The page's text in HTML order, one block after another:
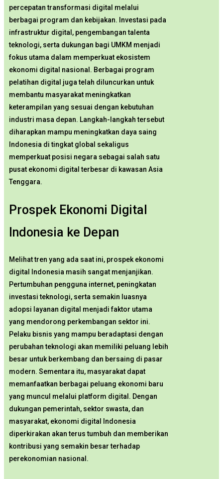
percepatan transformasi digital melalui
berbagai program dan kebijakan. Investasi pada
infrastruktur digital, pengembangan talenta
teknologi, serta dukungan bagi UMKM menjadi
fokus utama dalam memperkuat ekosistem
ekonomi digital nasional. Berbagai program
pelatihan digital juga telah diluncurkan untuk
membantu masyarakat meningkatkan
keterampilan yang sesuai dengan kebutuhan
industri masa depan. Langkah-langkah tersebut
diharapkan mampu meningkatkan daya saing
Indonesia di tingkat global sekaligus
memperkuat posisi negara sebagai salah satu
pusat ekonomi digital terbesar di kawasan Asia
Tenggara.
Prospek Ekonomi Digital
Indonesia ke Depan
Melihat tren yang ada saat ini, prospek ekonomi
digital Indonesia masih sangat menjanjikan.
Pertumbuhan pengguna internet, peningkatan
investasi teknologi, serta semakin luasnya
adopsi layanan digital menjadi faktor utama
yang mendorong perkembangan sektor ini.
Pelaku bisnis yang mampu beradaptasi dengan
perubahan teknologi akan memiliki peluang lebih
besar untuk berkembang dan bersaing di pasar
modern. Sementara itu, masyarakat dapat
memanfaatkan berbagai peluang ekonomi baru
yang muncul melalui platform digital. Dengan
dukungan pemerintah, sektor swasta, dan
masyarakat, ekonomi digital Indonesia
diperkirakan akan terus tumbuh dan memberikan
kontribusi yang semakin besar terhadap
perekonomian nasional.